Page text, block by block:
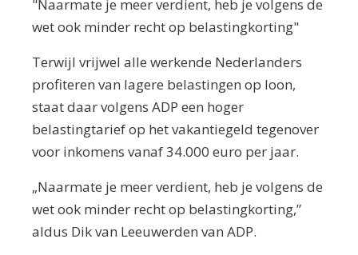
"Naarmate je meer verdient, heb je volgens de
wet ook minder recht op belastingkorting"
Terwijl vrijwel alle werkende Nederlanders
profiteren van lagere belastingen op loon,
staat daar volgens ADP een hoger
belastingtarief op het vakantiegeld tegenover
voor inkomens vanaf 34.000 euro per jaar.
„Naarmate je meer verdient, heb je volgens de
wet ook minder recht op belastingkorting,”
aldus Dik van Leeuwerden van ADP.